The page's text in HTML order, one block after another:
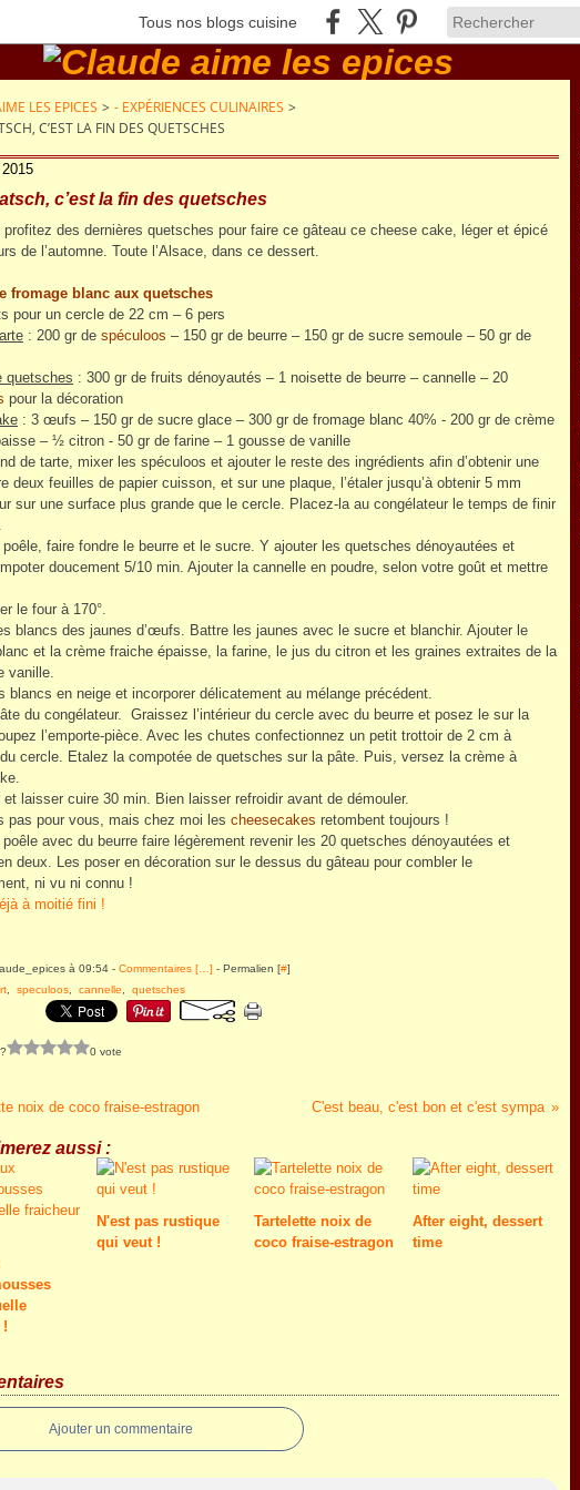
Tous nos blogs cuisine
LES EPICES > - EXPÉRIENCES CULINAIRES >
C’EST LA FIN DES QUETSCHES
c’est la fin des quetsches
des dernières quetsches pour faire ce gâteau ce cheese cake, léger et épicé
de l’automne. Toute l’Alsace, dans ce dessert.
fromage blanc aux quetsches
pour un cercle de 22 cm – 6 pers
: 200 gr de spéculoos – 150 gr de beurre – 150 gr de sucre semoule – 50 gr de
quetsches : 300 gr de fruits dénoyautés – 1 noisette de beurre – cannelle – 20
pour la décoration
: 3 œufs – 150 gr de sucre glace – 300 gr de fromage blanc 40% - 200 gr de crème
– ½ citron - 50 gr de farine – 1 gousse de vanille
de tarte, mixer les spéculoos et ajouter le reste des ingrédients afin d’obtenir une
deux feuilles de papier cuisson, et sur une plaque, l’étaler jusqu’à obtenir 5 mm
sur une surface plus grande que le cercle. Placez-la au congélateur le temps de finir
poêle, faire fondre le beurre et le sucre. Y ajouter les quetsches dénoyautées et
doucement 5/10 min. Ajouter la cannelle en poudre, selon votre goût et mettre
le four à 170°.
blancs des jaunes d’œufs. Battre les jaunes avec le sucre et blanchir. Ajouter le
et la crème fraiche épaisse, la farine, le jus du citron et les graines extraites de la
vanille.
blancs en neige et incorporer délicatement au mélange précédent.
du congélateur. Graissez l’intérieur du cercle avec du beurre et posez le sur la
l’emporte-pièce. Avec les chutes confectionnez un petit trottoir de 2 cm à
du cercle. Etalez la compotée de quetsches sur la pâte. Puis, versez la crème à
et laisser cuire 30 min. Bien laisser refroidir avant de démouler.
pas pour vous, mais chez moi les cheesecakes retombent toujours !
poêle avec du beurre faire légèrement revenir les 20 quetsches dénoyautées et
deux. Les poser en décoration sur le dessus du gâteau pour combler le
ni vu ni connu !
à 09:54 - Commentaires [ ] - Permalien [#]
speculoos cannelle quetsches
0 vote
noix de coco fraise-estragon C'est beau, c'est bon et c'est sympa
aussi :
!
N'est pas rustique
qui veut !
Tartelette noix de
coco fraise-estragon
After eight, dessert
time
Ajouter un commentaire